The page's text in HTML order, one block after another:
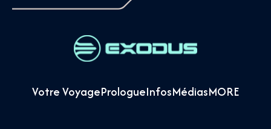
Votre VoyagePrologueInfosMédiasMORE